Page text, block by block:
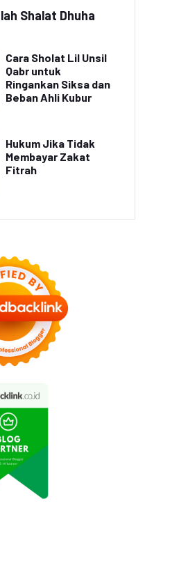
AION UT Pimpin
Penjualan Medium
Hatchback EV di
Indonesia pada Juni
Shalat Dhuha
Cara Sholat Lil Unsil
Qabr untuk
Ringankan Siksa dan
Beban Ahli Kubur
Hukum Jika Tidak
Membayar Zakat
Fitrah